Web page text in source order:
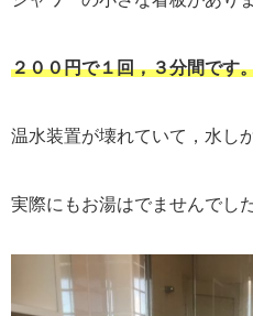
２００円で１回，３分間です
温水装置が壊れていて，水し
実際にもお湯はでませんでした